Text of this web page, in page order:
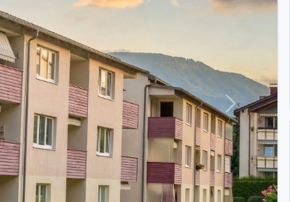
Nächste